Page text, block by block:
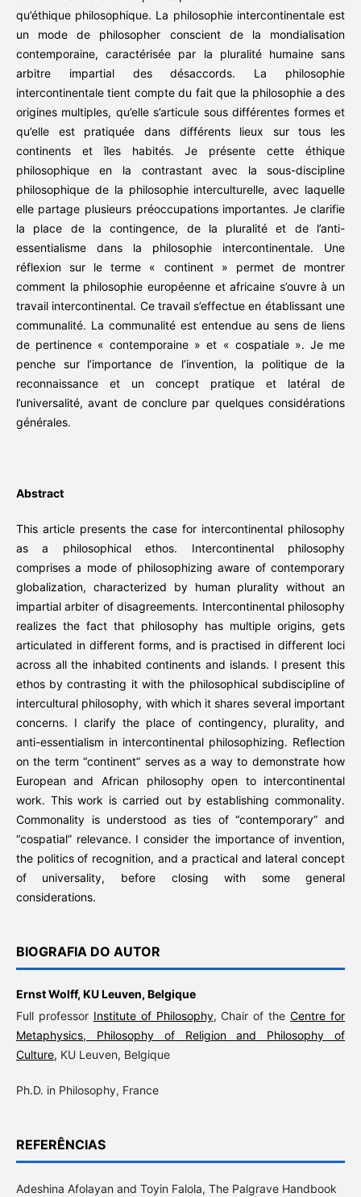
qu’éthique philosophique. La philosophie intercontinentale est
un mode de philosopher conscient de la mondialisation
contemporaine, caractérisée par la pluralité humaine sans
arbitre impartial des désaccords. La philosophie
intercontinentale tient compte du fait que la philosophie a des
origines multiples, qu’elle s’articule sous différentes formes et
qu’elle est pratiquée dans différents lieux sur tous les
continents et îles habités. Je présente cette éthique
philosophique en la contrastant avec la sous-discipline
philosophique de la philosophie interculturelle, avec laquelle
elle partage plusieurs préoccupations importantes. Je clarifie
la place de la contingence, de la pluralité et de l’anti-
essentialisme dans la philosophie intercontinentale. Une
réflexion sur le terme « continent » permet de montrer
comment la philosophie européenne et africaine s’ouvre à un
travail intercontinental. Ce travail s’effectue en établissant une
communalité. La communalité est entendue au sens de liens
de pertinence « contemporaine » et « cospatiale ». Je me
penche sur l’importance de l’invention, la politique de la
reconnaissance et un concept pratique et latéral de
l’universalité, avant de conclure par quelques considérations
générales.
Abstract
This article presents the case for intercontinental philosophy
as a philosophical ethos. Intercontinental philosophy
comprises a mode of philosophizing aware of contemporary
globalization, characterized by human plurality without an
impartial arbiter of disagreements. Intercontinental philosophy
realizes the fact that philosophy has multiple origins, gets
articulated in different forms, and is practised in different loci
across all the inhabited continents and islands. I present this
ethos by contrasting it with the philosophical subdiscipline of
intercultural philosophy, with which it shares several important
concerns. I clarify the place of contingency, plurality, and
anti-essentialism in intercontinental philosophizing. Reflection
on the term “continent” serves as a way to demonstrate how
European and African philosophy open to intercontinental
work. This work is carried out by establishing commonality.
Commonality is understood as ties of “contemporary” and
“cospatial” relevance. I consider the importance of invention,
the politics of recognition, and a practical and lateral concept
of universality, before closing with some general
considerations.
BIOGRAFIA DO AUTOR
Ernst Wolff, KU Leuven, Belgique
Full professor Institute of Philosophy, Chair of theCentre for
Metaphysics, Philosophy of Religion and Philosophy of
Culture, KU Leuven, Belgique
Ph.D. in Philosophy, France
REFERÊNCIAS
Adeshina Afolayan and Toyin Falola, The Palgrave Handbook